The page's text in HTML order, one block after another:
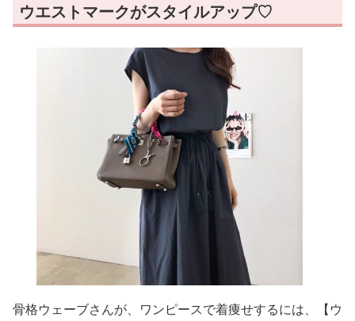
ウエストマークがスタイルアップ♡
骨格ウェーブさんが、ワンピースで着痩せするには、【ウ